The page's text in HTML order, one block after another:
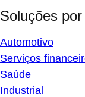
Soluções
Automotivo
Serviços
Saúde
Industrial